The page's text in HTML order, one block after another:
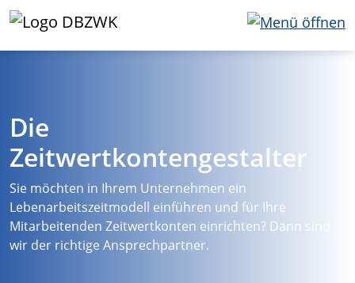
Die
Zeitwertkontengestalter
Sie möchten in Ihrem Unternehmen ein
Lebenarbeitszeitmodell einführen und für Ihre
Mitarbeitenden Zeitwertkonten einrichten? Dann sind
wir der richtige Ansprechpartner.